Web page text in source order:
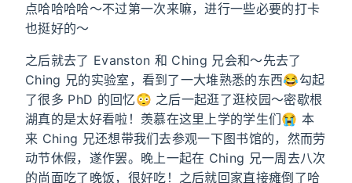
点哈哈哈哈～不过第一次来嘛，进行一些必要的打卡
也挺好的～
之后就去了 Evanston 和 Ching 兄会和～先去了
Ching 兄的实验室，看到了一大堆熟悉的东西😂勾起
了很多 PhD 的回忆😳 之后一起逛了逛校园～密歇根
湖真的是太好看啦！羡慕在这里上学的学生们😭 本
来 Ching 兄还想带我们去参观一下图书馆的，然而劳
动节休假，遂作罢。晚上一起在 Ching 兄一周去八次
的尚面吃了晚饭，很好吃！之后就回家直接瘫倒了哈